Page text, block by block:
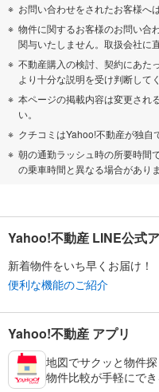
お問い合わせをされたお客様へ
物件に関するお客様のお問い合
関与いたしません。取扱会社に
不動産購入の検討、契約にあた
より十分な説明を受け判断して
本ページの掲載内容は変更され
い。
クチコミはYahoo!不動産が独自
朝の通勤ラッシュ時の所要時間
の乗車時間と異なる場合がありま
Yahoo!不動産 LINE公式
新着物件をいち早くお届け！
便利な機能のご紹介
Yahoo!不動産 アプリ
地図でサクッと物件探
物件比較が手軽にでき